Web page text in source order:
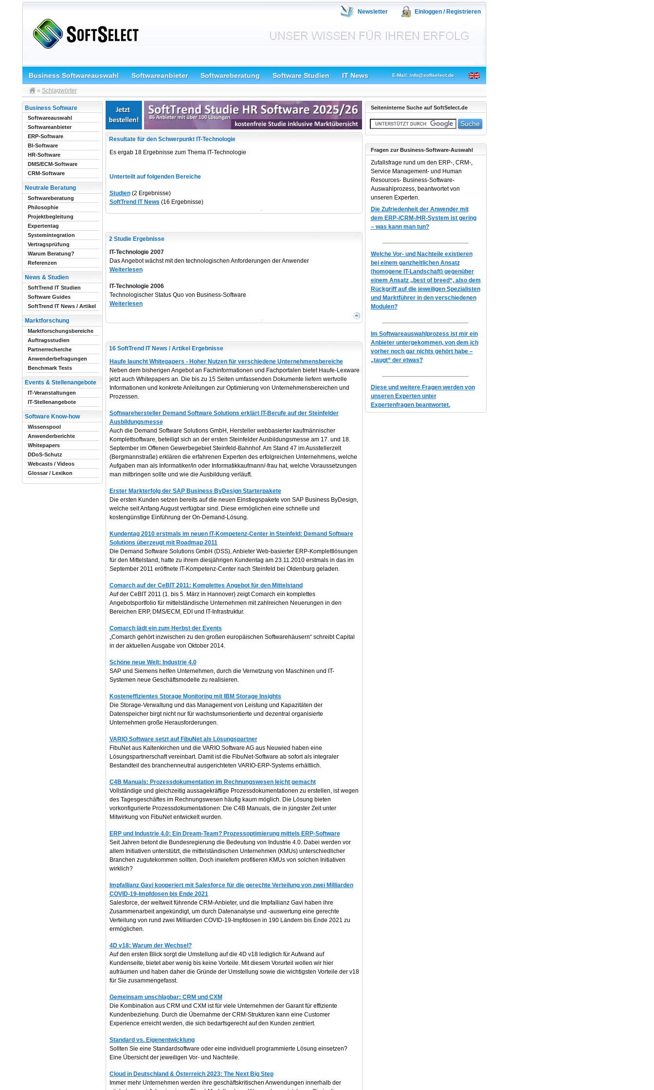
Newsletter Einloggen / Registrieren
Business Softwareauswahl Softwareanbieter Softwareberatung Software Studien IT News E-Mail: info@softselect.de
» Schlagwörter
Resultate für den Schwerpunkt IT-Technologie
Es ergab 18 Ergebnisse zum Thema IT-Technologie
Unterteilt auf folgenden Bereiche
Studien(2 Ergebnisse)
SoftTrend IT News (16 Ergebnisse)
2 Studie Ergebnisse
IT-Technologie 2007
Das Angebot wächst mit den technologischen Anforderungen der Anwender
Weiterlesen
IT-Technologie 2006
Technologischer Status Quo von Business-Software
Weiterlesen
16 SoftTrend IT News / Artikel Ergebnisse
Haufe launcht Whitepapers - Hoher Nutzen für verschiedene Unternehmensbereiche
Neben dem bisherigen Angebot an Fachinformationen und Fachportalen bietet Haufe-Lexware
jetzt auch Whitepapers an. Die bis zu 15 Seiten umfassenden Dokumente liefern wertvolle
Informationen und konkrete Anleitungen zur Optimierung von Unternehmensbereichen und
Prozessen.
Softwarehersteller Demand Software Solutions erklärt IT-Berufe auf der Steinfelder
Ausbildungsmesse
Auch die Demand Software Solutions GmbH, Hersteller webbasierter kaufmännischer
Komplettsoftware, beteiligt sich an der ersten Steinfelder Ausbildungsmesse am 17. und 18.
September im Offenen Gewerbegebiet Steinfeld-Bahnhof. Am Stand 47 im Ausstellerzelt
(Bergmannstraße) erklären die erfahrenen Experten des erfolgreichen Unternehmens, welche
Aufgaben man als Informatiker/in oder Informatikkaufmann/-frau hat, welche Voraussetzungen
man mitbringen sollte und wie die Ausbildung verläuft.
Erster Markterfolg der SAP Business ByDesign Starterpakete
Die ersten Kunden setzen bereits auf die neuen Einstiegspakete von SAP Business ByDesign,
welche seit Anfang August verfügbar sind. Diese ermöglichen eine schnelle und
kostengünstige Einführung der On-Demand-Lösung.
Kundentag 2010 erstmals im neuen IT-Kompetenz-Center in Steinfeld: Demand Software
Solutions überzeugt mit Roadmap 2011
Die Demand Software Solutions GmbH (DSS), Anbieter Web-basierter ERP-Komplettlösungen
für den Mittelstand, hatte zu ihrem diesjährigen Kundentag am 23.11.2010 erstmals in das im
September 2011 eröffnete IT-Kompetenz-Center nach Steinfeld bei Oldenburg geladen.
Comarch auf der CeBIT 2011: Komplettes Angebot für den Mittelstand
Auf der CeBIT 2011 (1. bis 5. März in Hannover) zeigt Comarch ein komplettes
Angebotsportfolio für mittelständische Unternehmen mit zahlreichen Neuerungen in den
Bereichen ERP, DMS/ECM, EDI und IT-Infrastruktur.
Comarch lädt ein zum Herbst der Events
„Comarch gehört inzwischen zu den großen europäischen Softwarehäusern“ schreibt Capital
in der aktuellen Ausgabe von Oktober 2014.
Schöne neue Welt: Industrie 4.0
SAP und Siemens helfen Unternehmen, durch die Vernetzung von Maschinen und IT-
Systemen neue Geschäftsmodelle zu realisieren.
Kosteneffizientes Storage Monitoring mit IBM Storage Insights
Die Storage-Verwaltung und das Management von Leistung und Kapazitäten der
Datenspeicher birgt nicht nur für wachstumsorientierte und dezentral organisierte
Unternehmen große Herausforderungen.
VARIO Software setzt auf FibuNet als Lösungspartner
FibuNet aus Kaltenkirchen und die VARIO Software AG aus Neuwied haben eine
Lösungspartnerschaft vereinbart. Damit ist die FibuNet-Software ab sofort als integraler
Bestandteil des branchenneutral ausgerichteten VARIO-ERP-Systems erhältlich.
C4B Manuals: Prozessdokumentation im Rechnungswesen leicht gemacht
Vollständige und gleichzeitig aussagekräftige Prozessdokumentationen zu erstellen, ist wegen
des Tagesgeschäftes im Rechnungswesen häufig kaum möglich. Die Lösung bieten
vorkonfigurierte Prozessdokumentationen: Die C4B Manuals, die in jüngster Zeit unter
Mitwirkung von FibuNet entwickelt wurden.
ERP und Industrie 4.0: Ein Dream-Team? Prozessoptimierung mittels ERP-Software
Seit Jahren betont die Bundesregierung die Bedeutung von Industrie 4.0. Dabei werden vor
allem Initiativen unterstützt, die mittelständischen Unternehmen (KMUs) unterschiedlicher
Branchen zugutekommen sollten. Doch inwiefern profitieren KMUs von solchen Initiativen
wirklich?
Impfallianz Gavi kooperiert mit Salesforce für die gerechte Verteilung von zwei Milliarden
COVID-19-Impfdosen bis Ende 2021
Salesforce, der weltweit führende CRM-Anbieter, und die Impfallianz Gavi haben ihre
Zusammenarbeit angekündigt, um durch Datenanalyse und -auswertung eine gerechte
Verteilung von rund zwei Milliarden COVID-19-Impfdosen in 190 Ländern bis Ende 2021 zu
ermöglichen.
4D v18: Warum der Wechsel?
Auf den ersten Blick sorgt die Umstellung auf die 4D v18 lediglich für Aufwand auf
Kundenseite, bietet aber wenig bis keine Vorteile. Mit diesem Vorurteil wollen wir hier
aufräumen und haben daher die Gründe der Umstellung sowie die wichtigsten Vorteile der v18
für Sie zusammengefasst.
Gemeinsam unschlagbar: CRM und CXM
Die Kombination aus CRM und CXM ist für viele Unternehmen der Garant für effiziente
Kundenbeziehung. Durch die Übernahme der CRM-Strukturen kann eine Customer
Experience erreicht werden, die sich bedarfsgerecht auf den Kunden zentriert.
Standard vs. Eigenentwicklung
Sollten Sie eine Standardsoftware oder eine individuell programmierte Lösung einsetzen?
Eine Übersicht der jeweiligen Vor- und Nachteile.
Cloud in Deutschland & Österreich 2023: The Next Big Step
Immer mehr Unternehmen werden ihre geschäftskritischen Anwendungen innerhalb der
Business Software
Softwareauswahl
Softwareanbieter
ERP-Software
BI-Software
HR-Software
DMS/ECM-Software
CRM-Software
Neutrale Beratung
Softwareberatung
Philosophie
Projektbegleitung
Expertentag
Systemintegration
Vertragsprüfung
Warum Beratung?
Referenzen
News & Studien
SoftTrend IT Studien
Software Guides
SoftTrend IT News / Artikel
Marktforschung
Marktforschungsbereiche
Auftragsstudien
Partnerrecherche
Anwenderbefragungen
Benchmark Tests
Events & Stellenangebote
IT-Veranstaltungen
IT-Stellenangebote
Software Know-how
Wissenspool
Anwenderberichte
Whitepapers
DDoS-Schutz
Webcasts / Videos
Glossar / Lexikon
Seiteninterne Suche auf SoftSelect.de
Fragen zur Business-Software-Auswahl
Zufallsfrage rund um den ERP-, CRM-,
Service Management- und Human
Resources- Business-Software-
Auswahlprozess, beantwortet von
unseren Experten.
Die Zufriedenheit der Anwender mit
dem ERP-/CRM-/HR-System ist gering
– was kann man tun?
Welche Vor- und Nachteile existieren
bei einem ganzheitlichen Ansatz
(homogene IT-Landschaft) gegenüber
einem Ansatz „best of breed“, also dem
Rückgriff auf die jeweiligen Spezialisten
und Marktführer in den verschiedenen
Modulen?
Im Softwareauswahlprozess ist mir ein
Anbieter untergekommen, von dem ich
vorher noch gar nichts gehört habe –
„taugt“ der etwas?
Diese und weitere Fragen werden von
unseren Experten unter
Expertenfragen beantwortet.